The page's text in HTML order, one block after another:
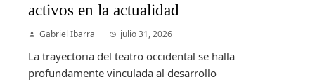
activos en la actualidad
Gabriel Ibarra julio 31, 2026
La trayectoria del teatro occidental se halla
profundamente vinculada al desarrollo